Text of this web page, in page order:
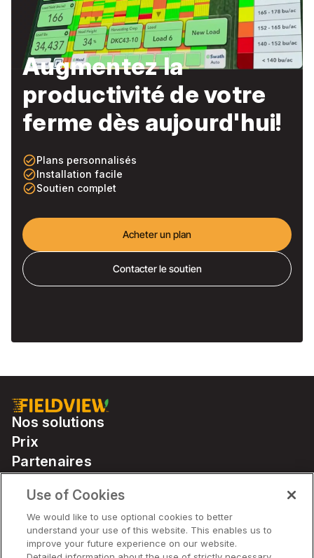
Augmentez la
productivité de votre
ferme dès aujourd'hui!
check_circle_outlinePlans personnalisés
check_circle_outlineInstallation facile
check_circle_outlineSoutien complet
Acheter un plan
Contacter le soutien
Nos solutions
Prix
Partenaires
Entreprise
Use of Cookies
We would like to use optional cookies to better
understand your use of this website. This enables us to
improve your future experience on our website.